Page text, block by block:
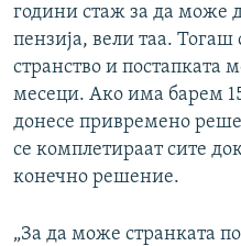
години стаж за да може
пензија, вели таа.
странство и постапката
месеци. Ако има барем
донесе привремено
се комплетираат сите
конечно решение.
„За да може странката